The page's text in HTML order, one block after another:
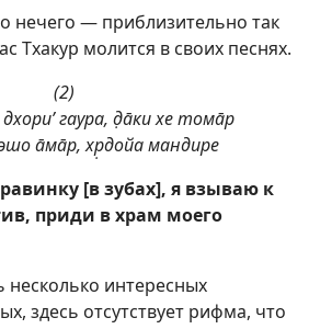
нечего — приблизительно так
Тхакур молится в своих песнях.
(2)
гаура, д̣āки хе томāр
āмāр, хр̣дойа мандире
[в зубах], я взываю к
приди в храм моего
несколько интересных
здесь отсутствует рифма, что